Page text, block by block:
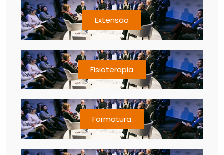
Extensão
Fisioterapia
Formatura